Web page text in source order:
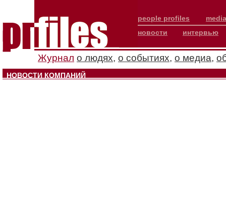
people profiles
новости
интервью
Журнал о людях, о событиях, о медиа,
НОВОСТИ КОМПАНИЙ